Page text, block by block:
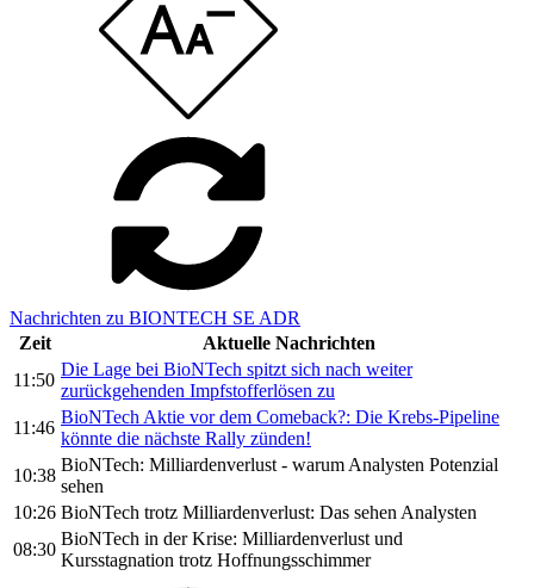
Nachrichten zu BIONTECH SE ADR
Zeit
Aktuelle Nachrichten
11:50
Die Lage bei BioNTech spitzt sich nach weiter
zurückgehenden Impfstofferlösen zu
11:46
BioNTech Aktie vor dem Comeback?: Die Krebs-Pipeline
könnte die nächste Rally zünden!
10:38
BioNTech: Milliardenverlust - warum Analysten Potenzial
sehen
10:26 BioNTech trotz Milliardenverlust: Das sehen Analysten
08:30
BioNTech in der Krise: Milliardenverlust und
Kursstagnation trotz Hoffnungsschimmer